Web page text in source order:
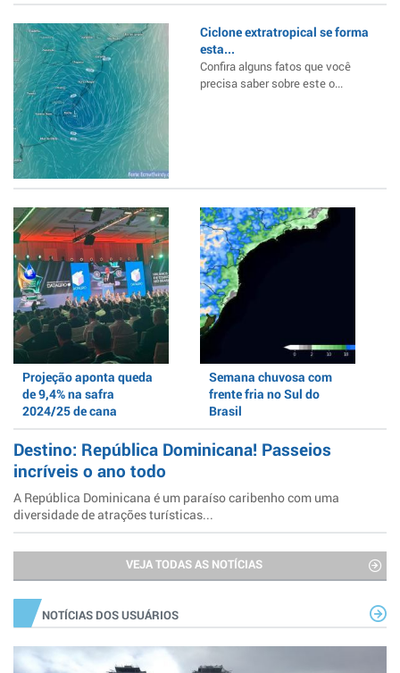
Ciclone extratropical se forma
esta...
Confira alguns fatos que você
precisa saber sobre este o...
Projeção aponta queda
de 9,4% na safra
2024/25 de cana
Semana chuvosa com
frente fria no Sul do
Brasil
Destino: República Dominicana! Passeios
incríveis o ano todo
A República Dominicana é um paraíso caribenho com uma
diversidade de atrações turísticas...
VEJA TODAS AS NOTÍCIAS
NOTÍCIAS DOS USUÁRIOS